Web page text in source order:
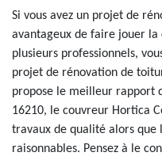
Si vous avez un projet de
avantageux de faire jouer la
plusieurs professionnels,
projet de rénovation de
propose le meilleur rapport
16210, le couvreur Hortica
travaux de qualité alors que
raisonnables. Pensez à le